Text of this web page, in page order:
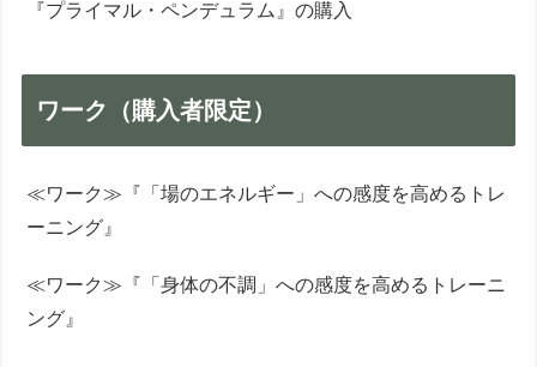
『プライマル・ペンデュラム』の購入
ワーク（購入者限定）
≪ワーク≫『「場のエネルギー」への感度を高めるトレ
ーニング』
≪ワーク≫『「身体の不調」への感度を高めるトレーニ
ング』